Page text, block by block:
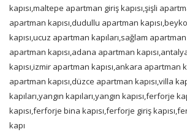
kapısı,maltepe apartman giriş kapısı,şişli
apartman kapısı,dudullu apartman
kapısı,ucuz apartman kapıları,sağlam apartman
apartman kapısı,adana apartman
kapısı,izmir apartman kapısı,ankara apartman
apartman kapısı,düzce apartman kapısı,villa
kapıları,yangın kapıları,yangın kapısı,ferforje
kapısı,ferforje bina kapısı,ferforje giriş
kapı